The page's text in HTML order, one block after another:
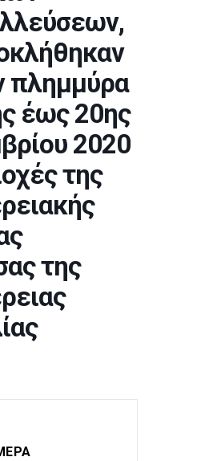
πλημμύρα
έως 20ης
2020
της
της